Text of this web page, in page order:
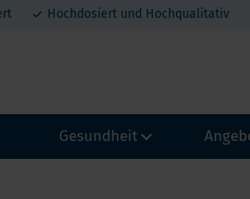
Hochdosiert und Hochqualitativ
Gesundheit